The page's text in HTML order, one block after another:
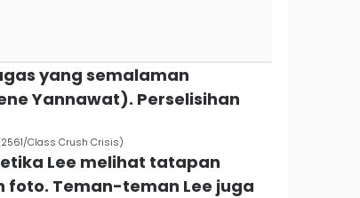
yang semalaman
Yannawat). Perselisihan
Class Crush Crisis)
Lee melihat tatapan
foto. Teman-teman Lee juga